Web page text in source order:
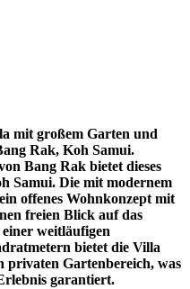
mit großem Garten und
Rak, Koh Samui.
Bang Rak bietet dieses
Samui. Die mit modernem
offenes Wohnkonzept mit
freien Blick auf das
weitläufigen
bietet die Villa
privaten Gartenbereich, was
garantiert.